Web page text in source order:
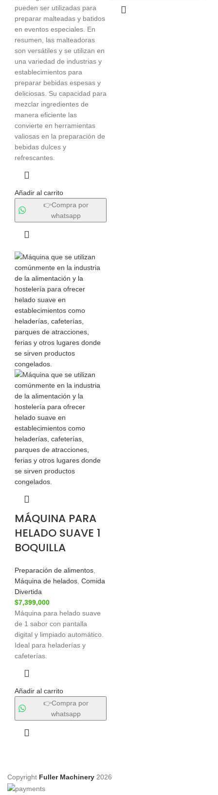
pueden ser utilizadas para
preparar malteadas y batidos
en eventos especiales. En
resumen, las malteadoras
son versátiles y se utilizan en
una variedad de industrias y
establecimientos para
preparar bebidas espesas y
deliciosas. Su capacidad para
mezclar ingredientes de
manera eficiente las
convierte en herramientas
valiosas en la preparación de
bebidas dulces y
refrescantes.
Añadir al carrito
👉Compra por
whatsapp
MÁQUINA PARA
HELADO SUAVE 1
BOQUILLA
Preparación de alimentos,
Máquina de helados, Comida
Divertida
$7,399,000
Máquina para helado suave
de 1 sabor con pantalla
digital y limpiado automático.
Ideal para heladerías y
cafeterías.
Añadir al carrito
👉Compra por
whatsapp
Copyright Fuller Machinery 2026